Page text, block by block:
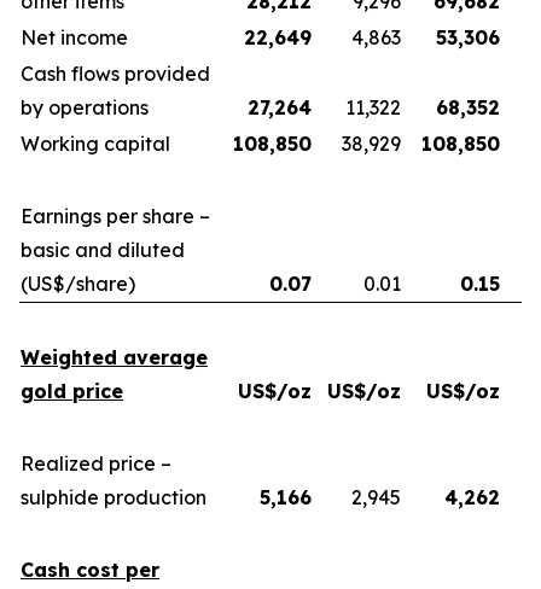
Net income
22,649 4,863 53,306
Cash flows provided
by operations
27,264 11,322 68,352
Working capital
108,850 38,929 108,850
Earnings per share –
basic and diluted
(US$/share)
0.07 0.01 0.15
Weighted average
gold price
US$/oz US$/oz US$/oz
Realized price –
sulphide production
5,166 2,945 4,262
Cash cost per